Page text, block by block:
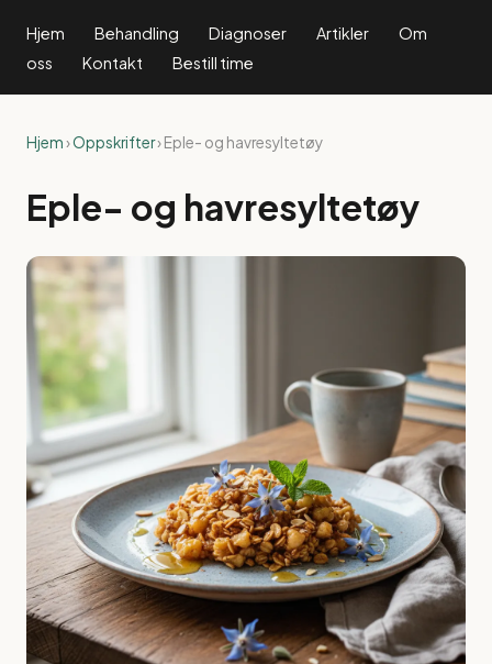
Hjem Behandling Diagnoser Artikler
Om
oss
Kontakt Bestill time
Hjem›Oppskrifter› Eple- og havresyltetøy
Eple- og havresyltetøy